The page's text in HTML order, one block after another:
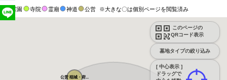
霊園 寺院 霊廟 神道 公営 ※大きな〇は個別ページを閲覧済み
このページの
QRコード表示
墓地タイプの絞り込み
[ 中心表示 ]
ドラッグで
公営 稲城・府...